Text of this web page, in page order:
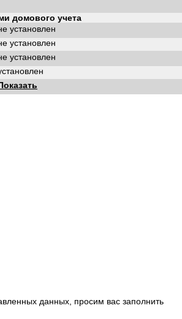
домового учета
установлен
установлен
установлен
данных, просим вас заполнить